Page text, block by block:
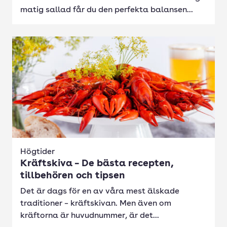
matig sallad får du den perfekta balansen...
Högtider
Kräftskiva – De bästa recepten,
tillbehören och tipsen
Det är dags för en av våra mest älskade
traditioner – kräftskivan. Men även om
kräftorna är huvudnummer, är det...